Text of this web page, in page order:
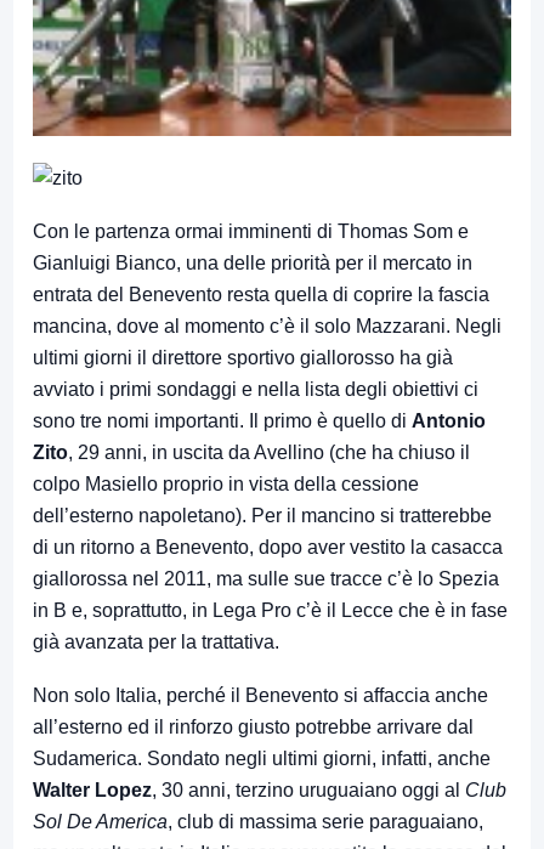
Con le partenza ormai imminenti di Thomas Som e
Gianluigi Bianco, una delle priorità per il mercato in
entrata del Benevento resta quella di coprire la fascia
mancina, dove al momento c’è il solo Mazzarani. Negli
ultimi giorni il direttore sportivo giallorosso ha già
avviato i primi sondaggi e nella lista degli obiettivi ci
sono tre nomi importanti. Il primo è quello di Antonio
Zito, 29 anni, in uscita da Avellino (che ha chiuso il
colpo Masiello proprio in vista della cessione
dell’esterno napoletano). Per il mancino si tratterebbe
di un ritorno a Benevento, dopo aver vestito la casacca
giallorossa nel 2011, ma sulle sue tracce c’è lo Spezia
in B e, soprattutto, in Lega Pro c’è il Lecce che è in fase
già avanzata per la trattativa.
Non solo Italia, perché il Benevento si affaccia anche
all’esterno ed il rinforzo giusto potrebbe arrivare dal
Sudamerica. Sondato negli ultimi giorni, infatti, anche
Walter Lopez, 30 anni, terzino uruguaiano oggi al Club
Sol De America, club di massima serie paraguaiano,